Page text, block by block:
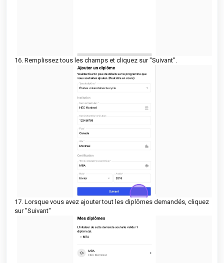
16. Remplissez tous les champs et cliquez sur "Suivant".
17. Lorsque vous avez ajouter tout les diplômes demandés, cliquez
sur "Suivant"